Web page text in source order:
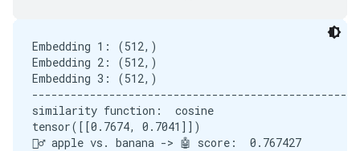
Embedding 1: (512,)
Embedding 2: (512,)
Embedding 3: (512,)
similarity function:  cosine
tensor([[0.7674, 0.7041]])
🙋‍♂️ apple vs. banana -> 🤖 score:  0.767427